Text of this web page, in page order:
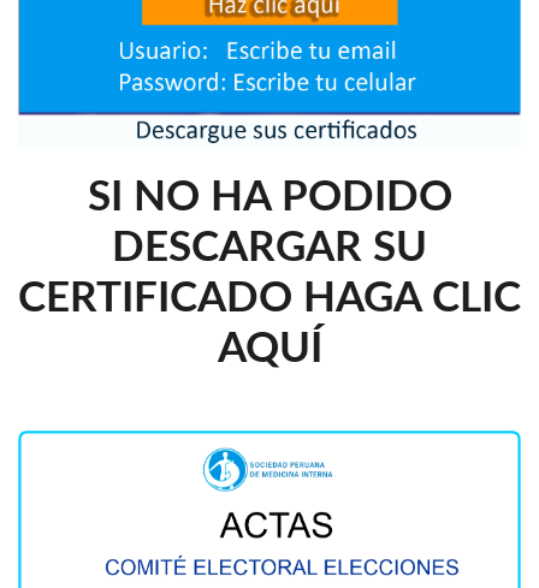
SI NO HA PODIDO
DESCARGAR SU
CERTIFICADO HAGA CLIC
AQUÍ